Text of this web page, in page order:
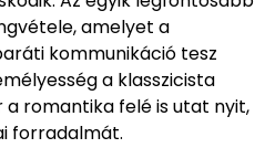
amelyet a
kommunikáció tesz
a klasszicista
romantika felé is utat nyit,
forradalmát.